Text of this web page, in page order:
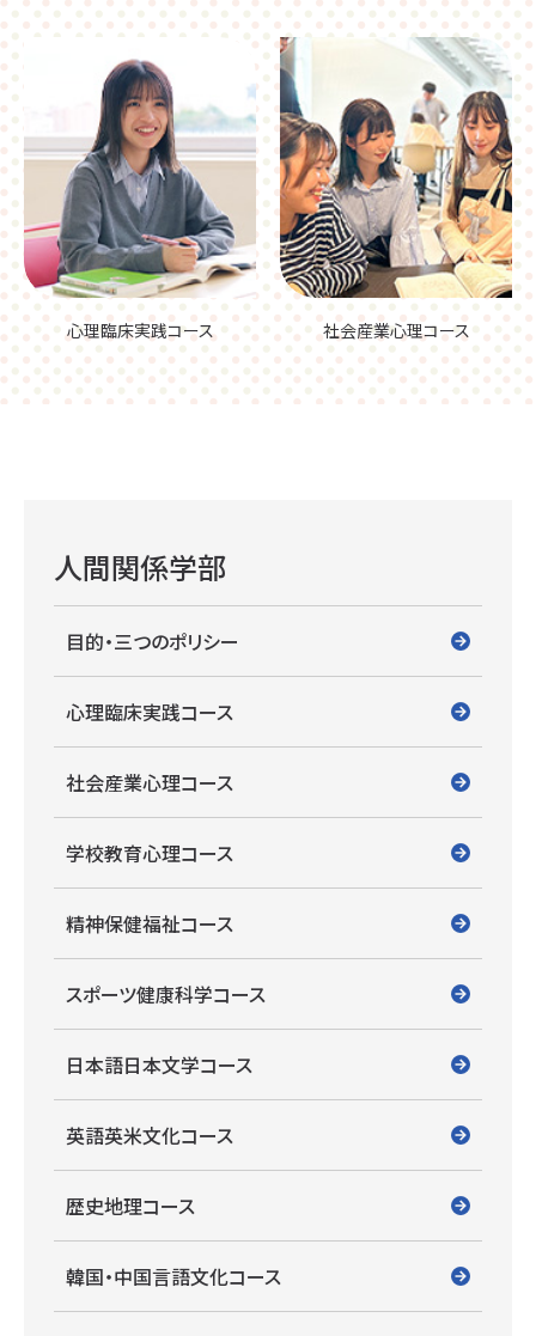
心理臨床実践コース 社会産業心理コース
人間関係学部
目的・三つのポリシー
心理臨床実践コース
社会産業心理コース
学校教育心理コース
精神保健福祉コース
スポーツ健康科学コース
日本語日本文学コース
英語英米文化コース
歴史地理コース
韓国・中国言語文化コース